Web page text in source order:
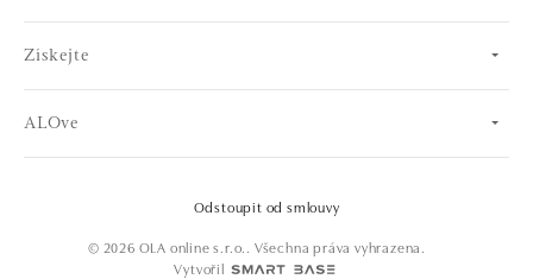
Získejte
ALOve
© 2026 OLA online s.r.o.. Všechna práva vyhrazena.
Vytvořil
Odstoupit od smlouvy